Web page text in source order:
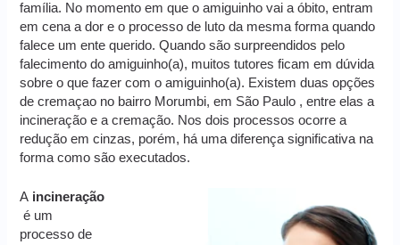
família. No momento em que o amiguinho vai a óbito, entram
em cena a dor e o processo de luto da mesma forma quando
falece um ente querido. Quando são surpreendidos pelo
falecimento do amiguinho(a), muitos tutores ficam em dúvida
sobre o que fazer com o amiguinho(a). Existem duas opções
de cremaçao no bairro Morumbi, em São Paulo , entre elas a
incineração e a cremação. Nos dois processos ocorre a
redução em cinzas, porém, há uma diferença significativa na
forma como são executados.
A incineração
é um
processo de